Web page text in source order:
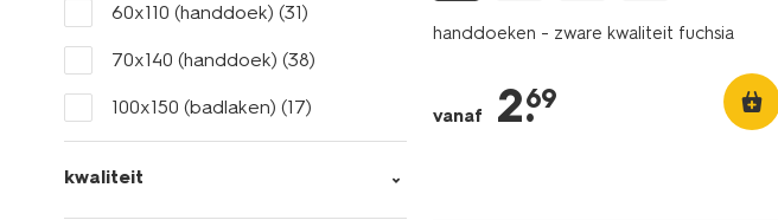
60x110 (handdoek) (31)
70x140 (handdoek) (38)
100x150 (badlaken) (17)
kwaliteit
handdoeken - zware kwaliteit fuchsia
vanaf 2.
69